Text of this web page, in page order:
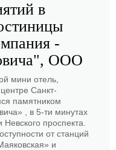
в
-
ООО
мини отель,
Санкт-
памятником
, в 5-ти минутах
проспекта.
от станций
и